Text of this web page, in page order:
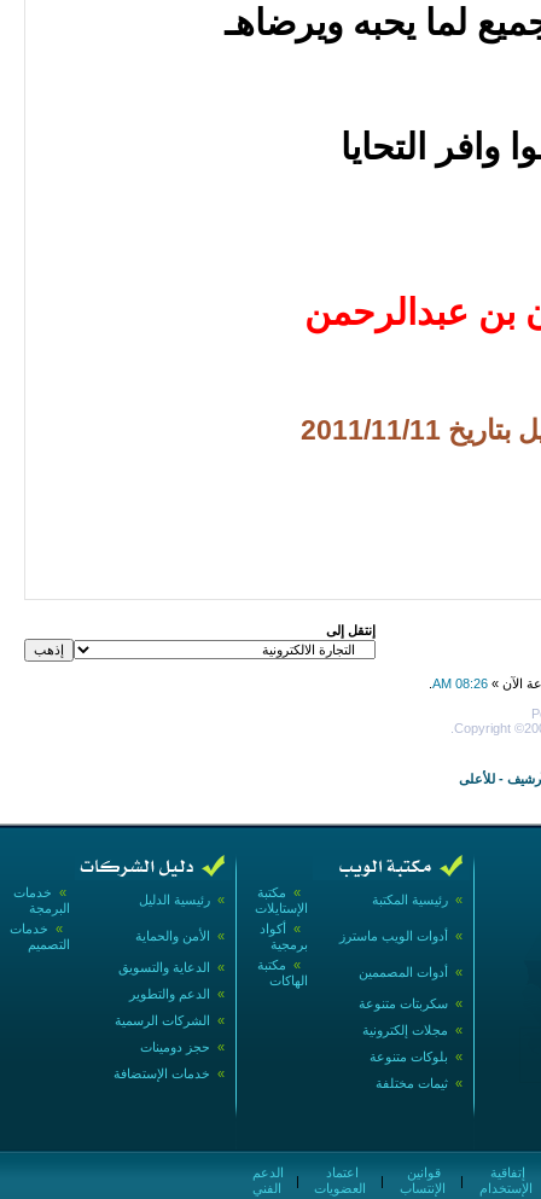
لما يحبه ويرضاهـ
وافر التحايا
بن عبدالرحمن
2011/11/11
إنتقل إلى
الآن » 08:26 AM
Copyright
- للأعلى
» خدمات
البرمجة
» رئيسية الدليل
» خدمات
التصميم
» الأمن والحماية
» الدعاية والتسويق
» الدعم والتطوير
» الشركات الرسمية
» حجز دومينات
» خدمات الإستضافة
» مكتبة
الإستايلات
» رئيسية المكتبة
» أكواد
برمجية
» أدوات الويب ماسترز
» مكتبة
الهاكات
» أدوات المصممين
» سكربتات متنوعة
» مجلات إلكترونية
» بلوكات متنوعة
» ثيمات مختلفة
الفني
|
العضويات
|
الإنتساب
|
الإستخدام